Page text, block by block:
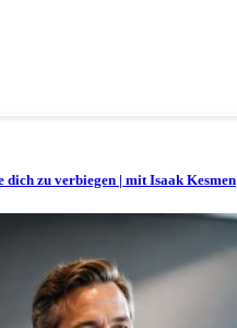
zu verbiegen | mit Isaak Kesmen